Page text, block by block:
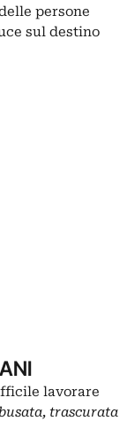
persone
sul destino
lavorare
trascurata